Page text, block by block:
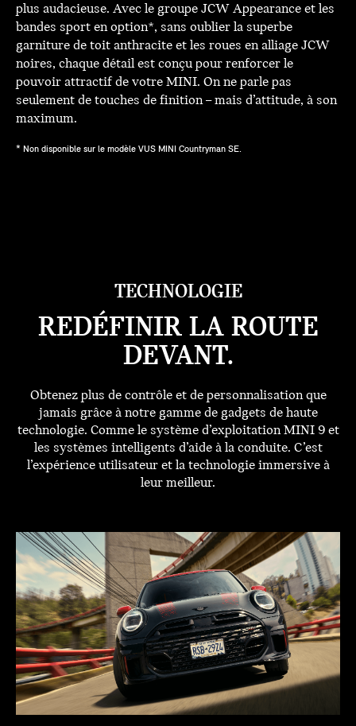
plus audacieuse. Avec le groupe JCW Appearance et les
bandes sport en option*, sans oublier la superbe
garniture de toit anthracite et les roues en alliage JCW
noires, chaque détail est conçu pour renforcer le
pouvoir attractif de votre MINI. On ne parle pas
seulement de touches de finition – mais d’attitude, à son
maximum.
* Non disponible sur le modèle VUS MINI Countryman SE.
TECHNOLOGIE
REDÉFINIR LA ROUTE
DEVANT.
Obtenez plus de contrôle et de personnalisation que
jamais grâce à notre gamme de gadgets de haute
technologie. Comme le système d’exploitation MINI 9 et
les systèmes intelligents d’aide à la conduite. C’est
l’expérience utilisateur et la technologie immersive à
leur meilleur.